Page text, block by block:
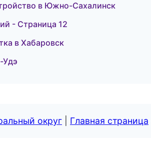
в Южно-Сахалинск
- Страница 12
в Хабаровск
Удэ
округ Главная страница